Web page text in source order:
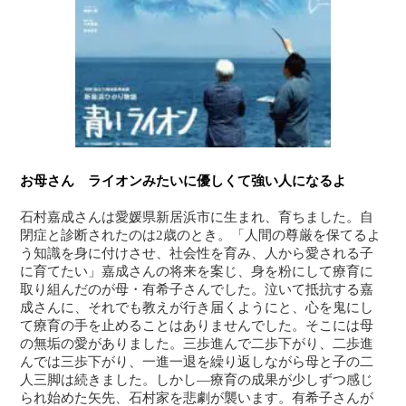
お母さん ライオンみたいに優しくて強い人になるよ
石村嘉成さんは愛媛県新居浜市に生まれ、育ちました。自
閉症と診断されたのは2歳のとき。「人間の尊厳を保てるよ
う知識を身に付けさせ、社会性を育み、人から愛される子
に育てたい」嘉成さんの将来を案じ、身を粉にして療育に
取り組んだのが母・有希子さんでした。泣いて抵抗する嘉
成さんに、それでも教えが行き届くようにと、心を鬼にし
て療育の手を止めることはありませんでした。そこには母
の無垢の愛がありました。三歩進んで二歩下がり、二歩進
んでは三歩下がり、一進一退を繰り返しながら母と子の二
人三脚は続きました。しかし―療育の成果が少しずつ感じ
られ始めた矢先、石村家を悲劇が襲います。有希子さんが